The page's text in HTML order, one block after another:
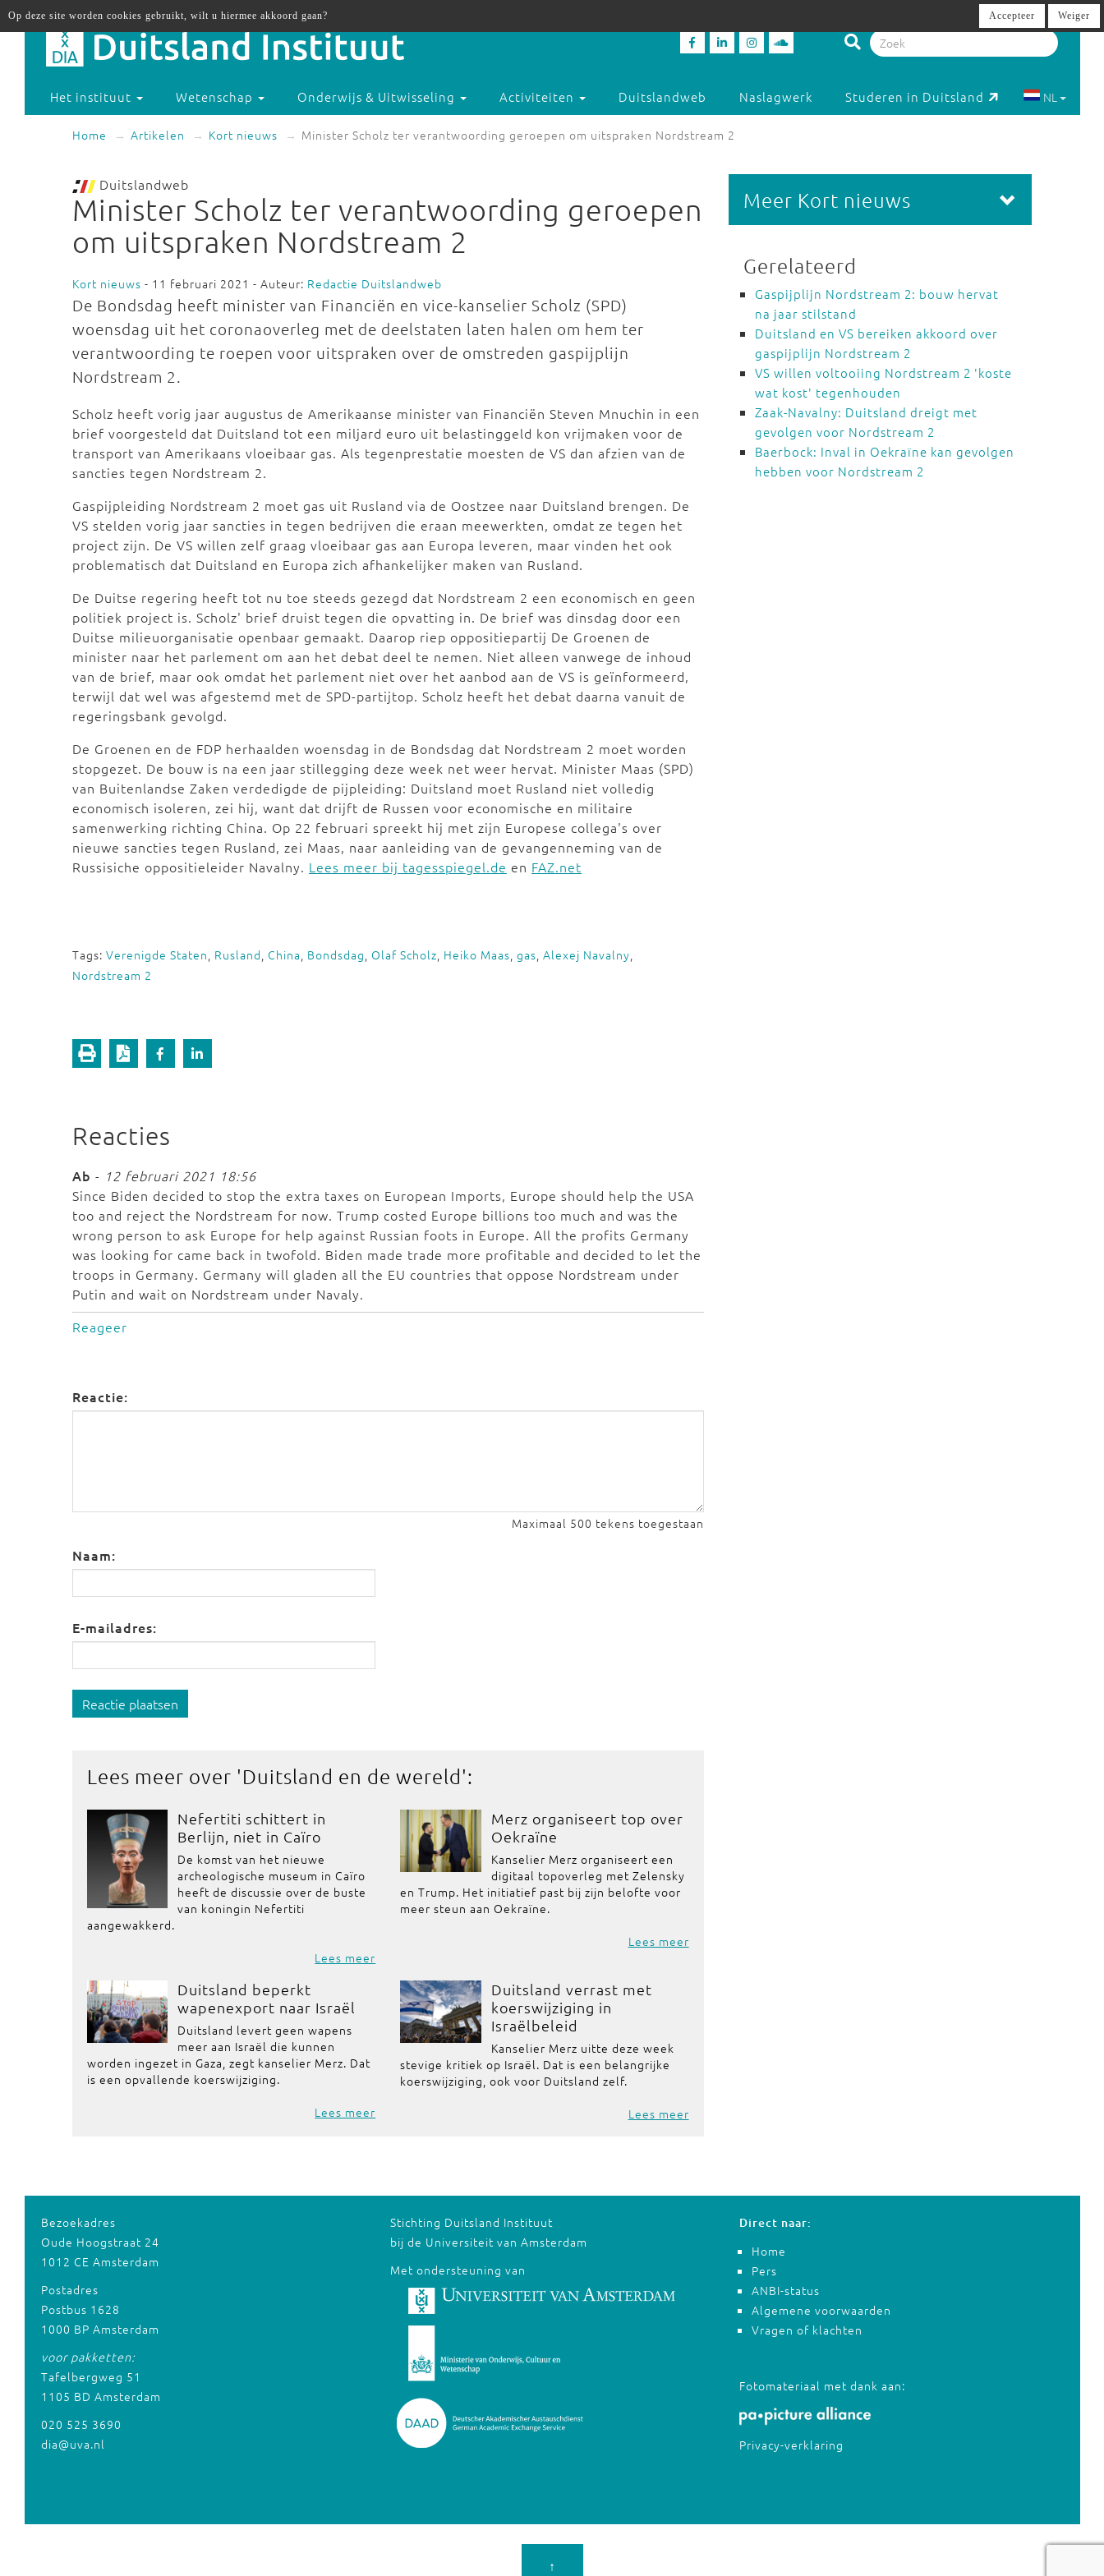
Het instituut Wetenschap Onderwijs & Uitwisseling Activiteiten Duitslandweb Naslagwerk Studeren in Duitsland NL
Home Artikelen Kort nieuws Minister Scholz ter verantwoording geroepen om uitspraken Nordstream 2
Duitslandweb
Minister Scholz ter verantwoording geroepen
om uitspraken Nordstream 2
Kort nieuws - 11 februari 2021 - Auteur: Redactie Duitslandweb
De Bondsdag heeft minister van Financiën en vice-kanselier Scholz (SPD)
woensdag uit het coronaoverleg met de deelstaten laten halen om hem ter
verantwoording te roepen voor uitspraken over de omstreden gaspijplijn
Nordstream 2.
Scholz heeft vorig jaar augustus de Amerikaanse minister van Financiën Steven Mnuchin in een
brief voorgesteld dat Duitsland tot een miljard euro uit belastinggeld kon vrijmaken voor de
transport van Amerikaans vloeibaar gas. Als tegenprestatie moesten de VS dan afzien van de
sancties tegen Nordstream 2.
Gaspijpleiding Nordstream 2 moet gas uit Rusland via de Oostzee naar Duitsland brengen. De
VS stelden vorig jaar sancties in tegen bedrijven die eraan meewerkten, omdat ze tegen het
project zijn. De VS willen zelf graag vloeibaar gas aan Europa leveren, maar vinden het ook
problematisch dat Duitsland en Europa zich afhankelijker maken van Rusland.
De Duitse regering heeft tot nu toe steeds gezegd dat Nordstream 2 een economisch en geen
politiek project is. Scholz' brief druist tegen die opvatting in. De brief was dinsdag door een
Duitse milieuorganisatie openbaar gemaakt. Daarop riep oppositiepartij De Groenen de
minister naar het parlement om aan het debat deel te nemen. Niet alleen vanwege de inhoud
van de brief, maar ook omdat het parlement niet over het aanbod aan de VS is geïnformeerd,
terwijl dat wel was afgestemd met de SPD-partijtop. Scholz heeft het debat daarna vanuit de
regeringsbank gevolgd.
De Groenen en de FDP herhaalden woensdag in de Bondsdag dat Nordstream 2 moet worden
stopgezet. De bouw is na een jaar stillegging deze week net weer hervat. Minister Maas (SPD)
van Buitenlandse Zaken verdedigde de pijpleiding: Duitsland moet Rusland niet volledig
economisch isoleren, zei hij, want dat drijft de Russen voor economische en militaire
samenwerking richting China. Op 22 februari spreekt hij met zijn Europese collega's over
nieuwe sancties tegen Rusland, zei Maas, naar aanleiding van de gevangenneming van de
Russisiche oppositieleider Navalny. Lees meer bij tagesspiegel.de en FAZ.net
Tags: Verenigde Staten, Rusland, China, Bondsdag, Olaf Scholz, Heiko Maas, gas, Alexej Navalny,
Nordstream 2
Reacties
Ab - 12 februari 2021 18:56
Since Biden decided to stop the extra taxes on European Imports, Europe should help the USA
too and reject the Nordstream for now. Trump costed Europe billions too much and was the
wrong person to ask Europe for help against Russian foots in Europe. All the profits Germany
was looking for came back in twofold. Biden made trade more profitable and decided to let the
troops in Germany. Germany will gladen all the EU countries that oppose Nordstream under
Putin and wait on Nordstream under Navaly.
Reageer
Reactie:
Maximaal 500 tekens toegestaan
Naam:
E-mailadres:
Reactie plaatsen
Lees meer over 'Duitsland en de wereld':
Nefertiti schittert in
Berlijn, niet in Caïro
De komst van het nieuwe
archeologische museum in Caïro
heeft de discussie over de buste
van koningin Nefertiti
aangewakkerd.
Lees meer
Merz organiseert top over
Oekraïne
Kanselier Merz organiseert een
digitaal topoverleg met Zelensky
en Trump. Het initiatief past bij zijn belofte voor
meer steun aan Oekraïne.
Lees meer
Duitsland beperkt
wapenexport naar Israël
Duitsland levert geen wapens
meer aan Israël die kunnen
worden ingezet in Gaza, zegt kanselier Merz. Dat
is een opvallende koerswijziging.
Lees meer
Duitsland verrast met
koerswijziging in
Israëlbeleid
Kanselier Merz uitte deze week
stevige kritiek op Israël. Dat is een belangrijke
koerswijziging, ook voor Duitsland zelf.
Lees meer
Meer Kort nieuws
Gerelateerd
Gaspijplijn Nordstream 2: bouw hervat
na jaar stilstand
Duitsland en VS bereiken akkoord over
gaspijplijn Nordstream 2
VS willen voltooiing Nordstream 2 'koste
wat kost' tegenhouden
Zaak-Navalny: Duitsland dreigt met
gevolgen voor Nordstream 2
Baerbock: Inval in Oekraïne kan gevolgen
hebben voor Nordstream 2
Bezoekadres
Oude Hoogstraat 24
1012 CE Amsterdam
Postadres
Postbus 1628
1000 BP Amsterdam
voor pakketten:
Tafelbergweg 51
1105 BD Amsterdam
020 525 3690
dia@uva.nl
Stichting Duitsland Instituut
bij de Universiteit van Amsterdam
Met ondersteuning van
Direct naar:
Home
Pers
ANBI-status
Algemene voorwaarden
Vragen of klachten
Fotomateriaal met dank aan:
Privacy-verklaring
↑
Op deze site worden cookies gebruikt, wilt u hiermee akkoord gaan? Accepteer Weiger